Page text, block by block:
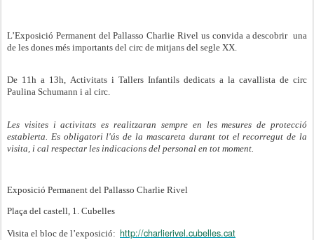
L’Exposició Permanent del Pallasso Charlie Rivel us convida a descobrir una
de les dones més importants del circ de mitjans del segle XX.
De 11h a 13h, Activitats i Tallers Infantils dedicats a la cavallista de circ
Paulina Schumann i al circ.
Les visites i activitats es realitzaran sempre en les mesures de protecció
establerta. Es obligatori l'ús de la mascareta durant tot el recorregut de la
visita, i cal respectar les indicacions del personal en tot moment.
Exposició Permanent del Pallasso Charlie Rivel
Plaça del castell, 1. Cubelles
Visita el bloc de l’exposició: http://charlierivel.cubelles.cat